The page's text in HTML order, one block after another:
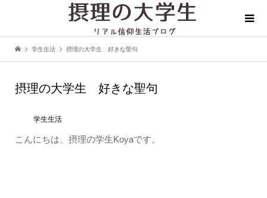
学生生活 摂理の大学生 好きな聖句
摂理の大学生 好きな聖句
学生生活
こんにちは、摂理の学生Koyaです。